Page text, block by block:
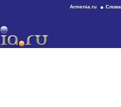
Armenia.ru